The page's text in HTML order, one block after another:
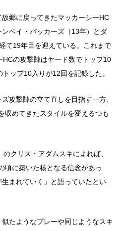
郷に戻ってきたマッカーシーHC
ベイ・パッカーズ（13年）とダ
て19年目を迎えている。これまで
の攻撃陣はヤード数でトップ10
ップ10入りが12回を記録した。
攻撃陣の立て直しを目指す一方、
収めてきたスタイルを変えるつも
のクリス・アダムスキによれば、
頃に築いた核となる信念があっ
まれていく」と語っていたとい
似たようなプレーや同じようなスキ